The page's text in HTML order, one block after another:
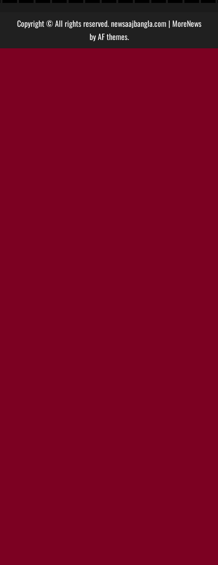
Copyright © All rights reserved. newsaajbangla.com | MoreNews
by AF themes.